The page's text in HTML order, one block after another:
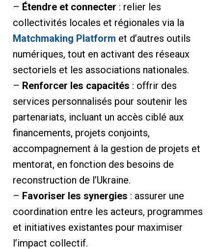
– Étendre et connecter : relier les
collectivités locales et régionales via la
Matchmaking Platform et d’autres outils
numériques, tout en activant des réseaux
sectoriels et les associations nationales.
– Renforcer les capacités : offrir des
services personnalisés pour soutenir les
partenariats, incluant un accès ciblé aux
financements, projets conjoints,
accompagnement à la gestion de projets et
mentorat, en fonction des besoins de
reconstruction de l’Ukraine.
– Favoriser les synergies : assurer une
coordination entre les acteurs, programmes
et initiatives existantes pour maximiser
l’impact collectif.